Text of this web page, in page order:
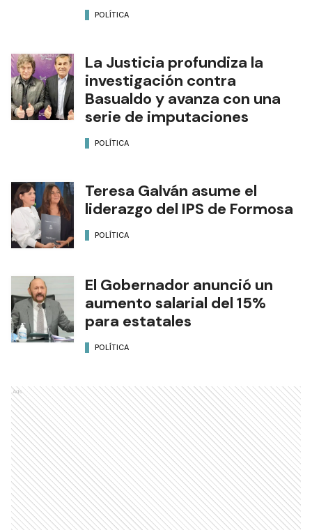
POLÍTICA
La Justicia profundiza la
investigación contra
Basualdo y avanza con una
serie de imputaciones
POLÍTICA
Teresa Galván asume el
liderazgo del IPS de Formosa
POLÍTICA
El Gobernador anunció un
aumento salarial del 15%
para estatales
POLÍTICA
Ads